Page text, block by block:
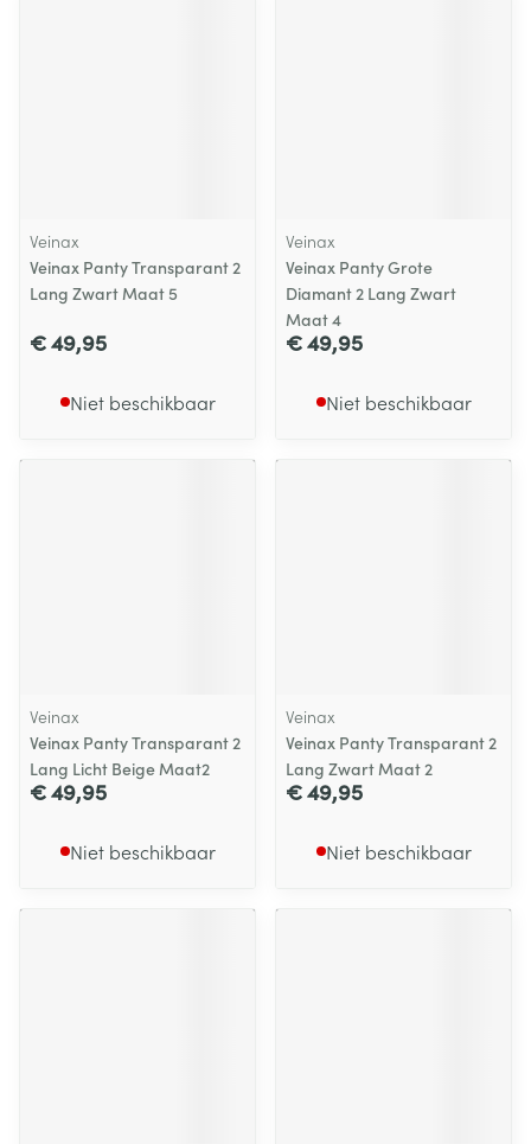
Veinax
Veinax Panty Transparant 2
Lang Zwart Maat 5
€ 49,95
Niet beschikbaar
Veinax
Veinax Panty Grote
Diamant 2 Lang Zwart
Maat 4
€ 49,95
Niet beschikbaar
Veinax
Veinax Panty Transparant 2
Lang Licht Beige Maat2
€ 49,95
Niet beschikbaar
Veinax
Veinax Panty Transparant 2
Lang Zwart Maat 2
€ 49,95
Niet beschikbaar